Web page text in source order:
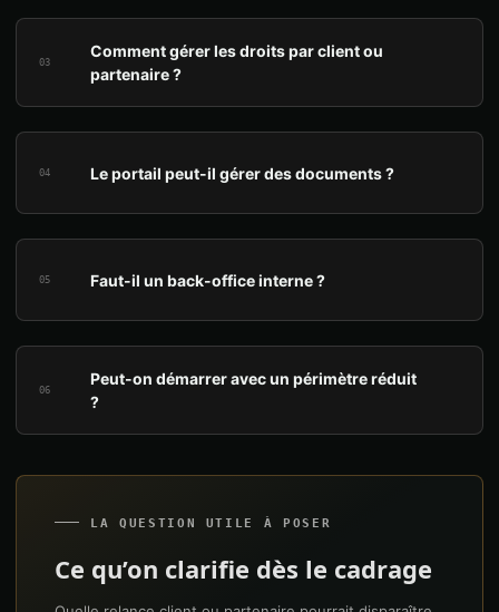
03
Comment gérer les droits par client ou
partenaire ?
04 Le portail peut-il gérer des documents ?
05 Faut-il un back-office interne ?
06
Peut-on démarrer avec un périmètre réduit
?
LA QUESTION UTILE À POSER
Ce qu’on clarifie dès le cadrage